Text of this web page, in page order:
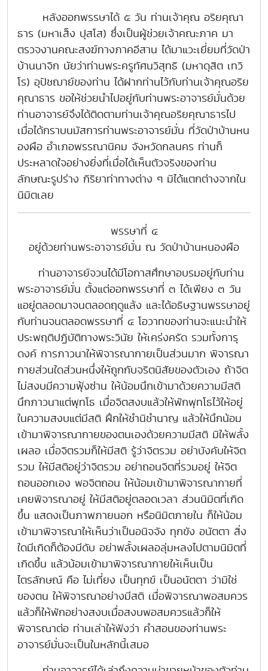
หลังออกพรรษาได้ ๕ วัน ท่านเจ้าคุณ อริยคุณา
ธาร (มหาเส็ง ปุสโส) ซึ่งเป็นผู้ช่วยเจ้าคณะภาค มา
ตรวจงานคณะสงฆ์ทางภาคอีสาน ได้มาแวะเยี่ยมที่วัดป่า
บ้านนาจิก นัยว่าท่านพระครูทัศนวิสุทธิ (มหาดุสิต เทวิ
โร) อุปัชฌาย์ของท่าน ได้ฝากท่านไว้กับท่านเจ้าคุณอริย
คุณาธาร ขอให้ช่วยนำไปอยู่กับท่านพระอาจารย์มั่นด้วย
ท่านอาจารย์จึงได้ติดตามท่านเจ้าคุณอริยคุณาธารไป
เมื่อได้กราบนมัสการท่านพระอาจารย์มั่น ที่วัดป่าบ้านหน
องผือ อำเภอพรรณานิคม จังหวัดกลนคร ท่านก็
ประหลาดใจอย่างยิ่งที่เมื่อได้เห็นตัวจริงของท่าน
ลักษณะรูปร่าง กิริยาท่าทางต่าง ๆ มิได้แตกต่างจากใน
นิมิตเลย
พรรษาที่ ๔
อยู่ด้วยท่านพระอาจารย์มั่น ณ วัดป่าบ้านหนองผือ
ท่านอาจารย์จวนได้มีโอกาสศึกษาอบรมอยู่กับท่าน
พระอาจารย์มั่น ตั้งแต่ออกพรรษาที่ ๓ ได้เพียง ๓ วัน
แอยู่ตลอดมาจนตลอดฤดูแล้ง และได้อธิษฐานพรรษาอยู่
กับท่านจนตลอดพรรษาที่ ๔ โอวาทของท่านจะแนะนำให้
ประพฤติปฏิบัติทางพระวินัย ให้เคร่งครัด รวมทั้งการุ
ดงค์ การภาวนาให้พิจารณากายเป็นส่วนมาก พิจารณา
กายส่วนใดส่วนหนึ่งให้ถูกกับจริตนิสัยของตัวเอง ถ้าจิต
ไม่สงบมีความฟุ้งซ่าน ให้น้อมนึกเข้ามาด้วยความมีสติ
นึกภาวนาแต่พุทโธ เมื่อจิตสงบแล้วให้พักพุทโธไว้ให้อยู่
ในความสงบแต่มีสติ ฝึกให้ชำนิชำนาญ แล้วให้นึกน้อม
เข้ามาพิจารณากายของตนเองด้วยความมีสติ มิให้พลั้ง
เผลอ เมื่อจิตรวมก็ให้มีสติ รู้ว่าจิตรวม อย่าบังคับให้จิต
รวม ให้มีสติอยู่ว่าจิตรวม อย่าถอนจิตที่รวมอยู่ ให้จิต
ถอนออกเอง พอจิตถอน ให้น้อมเข้ามาพิจารณากายที่
เคยพิจารณาอยู่ ให้มีสติอยู่ตลอดเวลา ส่วนนิมิตที่เกิด
ขึ้น แสดงเป็นภาพภายนอก หรือนิมิตภายใน ก็ให้น้อม
เข้ามาพิจารณาให้เห็นว่าเป็นอนิจจัง ทุกขัง อนัตตา สิ่ง
ใดมีเกิดก็ต้องมีดับ อย่าพลั้งเผลอลุ่มหลงไปตามนิมิตที่
เกิดขึ้น แล้วน้อมเข้ามาพิจารณากายให้เห็นเป็น
ไตรลักษณ์ คือ ไม่เที่ยง เป็นทุกข์ เป็นอนัตตา ว่ามิใช่
ของตน ให้พิจารณาอย่างมีสติ เมื่อพิจารณาพอสมควร
แล้วก็ให้พักอย่างสงบเมื่อสงบพอสมควรแล้วก็ให้
พิจารณาต่อ ท่านเล่าให้ฟังว่า คำสอนของท่านพระ
อาจารย์มั่นจะเป็นในหลักนี้เสมอ